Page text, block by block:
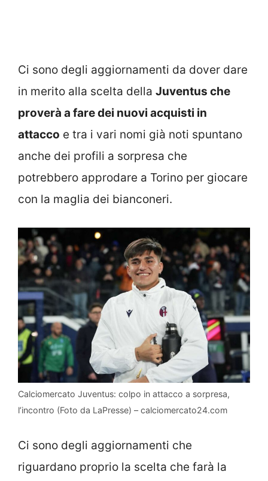
Ci sono degli aggiornamenti da dover dare
in merito alla scelta della Juventus che
proverà a fare dei nuovi acquisti in
attacco e tra i vari nomi già noti spuntano
anche dei profili a sorpresa che
potrebbero approdare a Torino per giocare
con la maglia dei bianconeri.
Calciomercato Juventus: colpo in attacco a sorpresa,
l’incontro (Foto da LaPresse) – calciomercato24.com
Ci sono degli aggiornamenti che
riguardano proprio la scelta che farà la